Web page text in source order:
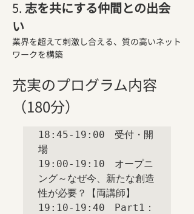
5. 志を共にする仲間との出会
い
業界を超えて刺激し合える、質の高いネット
ワークを構築
充実のプログラム内容
（180分）
18:45-19:00　受付・開
場
19:00-19:10　オープニ
ング～なぜ今、新たな創造
性が必要？【両講師】
19:10-19:40　Part1：